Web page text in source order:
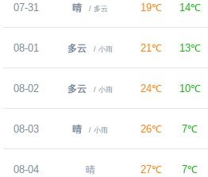
07-31 晴 / 多云 19℃ 14℃
08-01 多云 / 小雨 21℃ 13℃
08-02 多云 / 小雨 24℃ 10℃
08-03 晴 / 小雨 26℃ 7℃
08-04 晴 27℃ 7℃